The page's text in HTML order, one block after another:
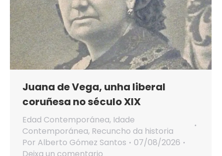
Juana de Vega, unha liberal
coruñesa no século XIX
Edad Contemporánea, Idade
Contemporánea, Recuncho da historia
Por Alberto Gómez Santos
07/08/2026